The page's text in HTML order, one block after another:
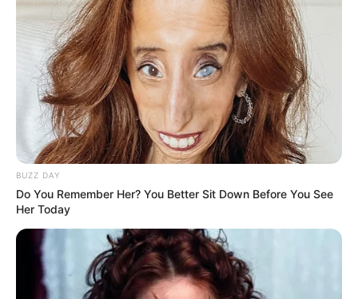
BUZZ DAY
Do You Remember Her? You Better Sit Down Before You See
Her Today